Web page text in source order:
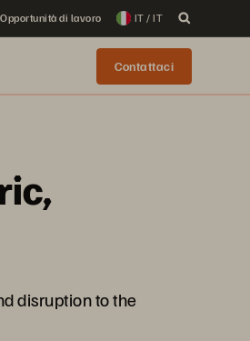
Opportunità di lavoro IT / IT
Contattaci
disruption to the